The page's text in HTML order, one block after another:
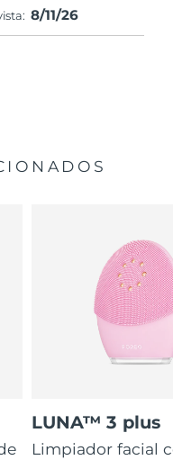
8/11/26
LUNA™ 3 plus
Limpiador facial